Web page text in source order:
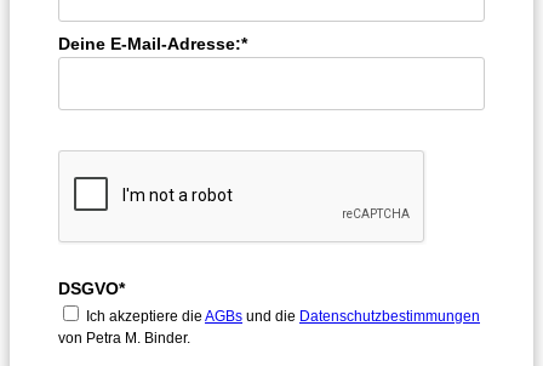
Deine E-Mail-Adresse:*
DSGVO*
Ich akzeptiere die AGBs und die Datenschutzbestimmungen
von Petra M. Binder.